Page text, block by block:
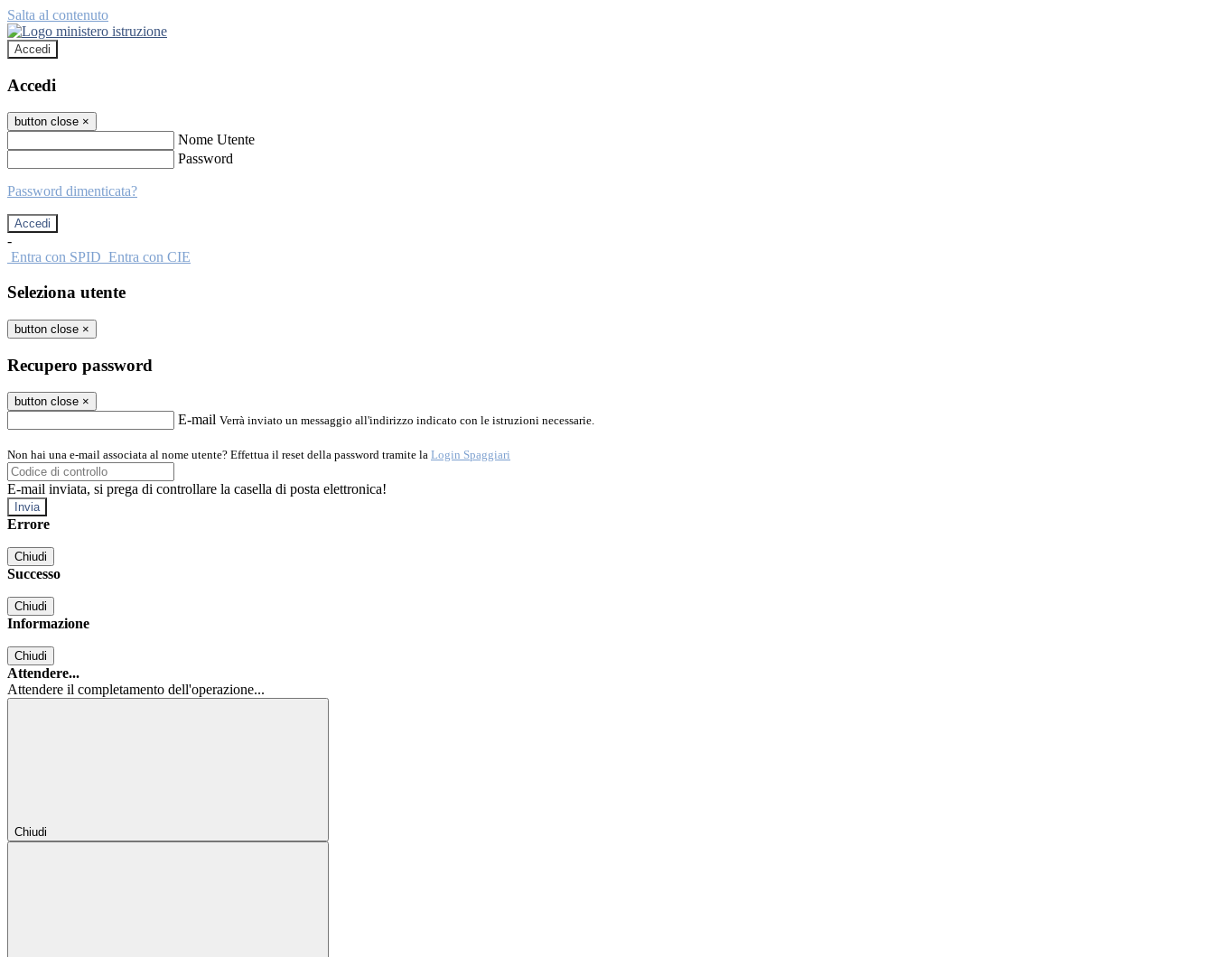
Salta al contenuto
Accedi
Accedi
button close ×
Nome Utente
Password
Password dimenticata?
-
Entra con SPID Entra con CIE
Seleziona utente
button close ×
Recupero password
button close ×
E-mail Verrà inviato un messaggio all'indirizzo indicato con le istruzioni necessarie.
Non hai una e-mail associata al nome utente? Effettua il reset della password tramite la Login Spaggiari
E-mail inviata, si prega di controllare la casella di posta elettronica!
Errore
Chiudi
Successo
Chiudi
Informazione
Chiudi
Attendere...
Attendere il completamento dell'operazione...
Chiudi